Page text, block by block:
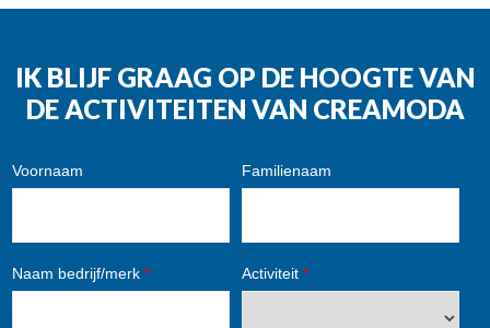
IK BLIJF GRAAG OP DE HOOGTE VAN
DE ACTIVITEITEN VAN CREAMODA
Voornaam Familienaam
Naam bedrijf/merk * Activiteit *